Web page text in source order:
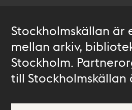
Stockholmskällan är
mellan arkiv,
Stockholm.
till Stockholmskällan